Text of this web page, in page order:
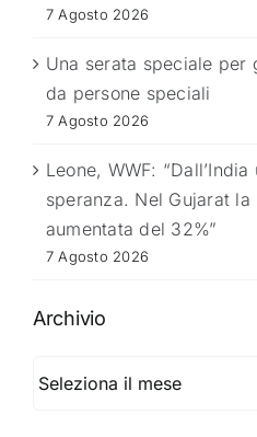
7 Agosto 2026
Una serata speciale per
da persone speciali
7 Agosto 2026
Leone, WWF:
speranza. Nel Gujarat
aumentata del 32%”
7 Agosto 2026
Archivio